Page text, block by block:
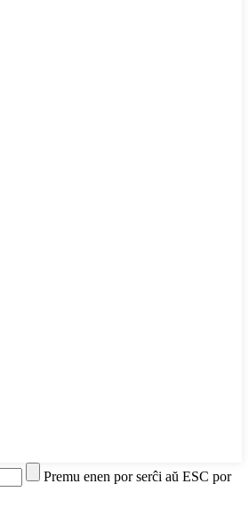
Premu enen por serĉi aŭ ESC por